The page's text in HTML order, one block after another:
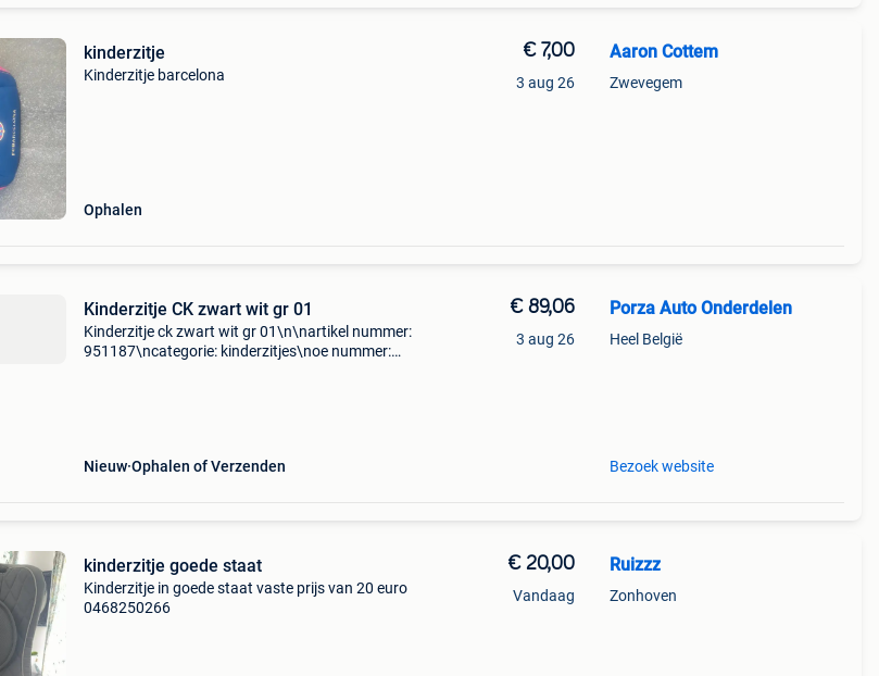
kinderzitje
Kinderzitje barcelona
Ophalen
€ 7,00
3 aug 26
Aaron Cottem
Zwevegem
Kinderzitje CK zwart wit gr 01
Kinderzitje ck zwart wit gr 01\n\nartikel nummer:
951187\ncategorie: kinderzitjes\noe nummer:
Nieuw Ophalen of Verzenden
€ 89,06
3 aug 26
Porza Auto Onderdelen
Heel België
Bezoek website
kinderzitje goede staat
Kinderzitje in goede staat vaste prijs van 20 euro
0468250266
€ 20,00
Vandaag
Ruizzz
Zonhoven